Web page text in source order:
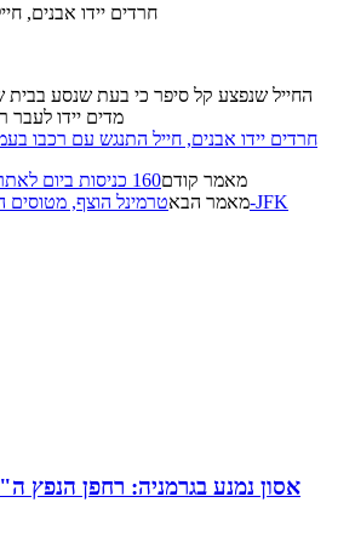
חרדים יידו אבנים,
החייל שנפצע קל סיפר כי בעת שנסע
מדים יידו לעבר
חרדים יידו אבנים, חייל התנגש עם רכבו
מאמר קודם160 כניסות ביום לאתרי פורנו בפרלמנט הבריטי
מאמר הבאטרמינל הוצף, מטוסים התנגשו: "כאוס מוחלט" ב-JFK
אסון נמנע בגרמניה: רחפן הנפץ